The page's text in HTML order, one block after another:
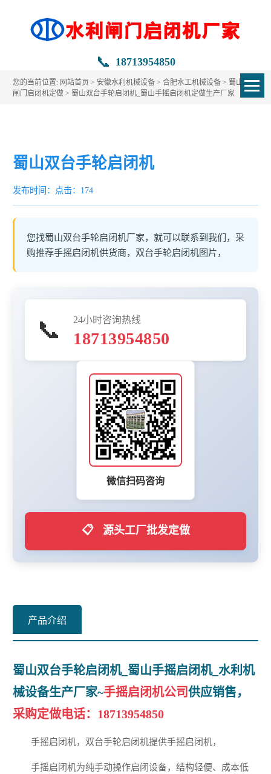
📞 18713954850
您的当前位置: 网站首页 > 安徽水利机械设备 >合肥水工机械设备 > 蜀山水利
闸门启闭机定做 > 蜀山双台手轮启闭机_蜀山手摇启闭机定做生产厂家
蜀山双台手轮启闭机
发布时间： 点击：174
您找蜀山双台手轮启闭机厂家，就可以联系到我们，采
购推荐手摇启闭机供货商，双台手轮启闭机图片，
📞 24小时咨询热线
18713954850
微信扫码咨询
📋 源头工厂批发定做
产品介绍
蜀山双台手轮启闭机_蜀山手摇启闭机_水利机
械设备生产厂家~手摇启闭机公司供应销售，
采购定做电话： 18713954850
手摇启闭机，双台手轮启闭机提供手摇启闭机，
手摇启闭机为纯手动操作启闭设备，结构轻便、成本低